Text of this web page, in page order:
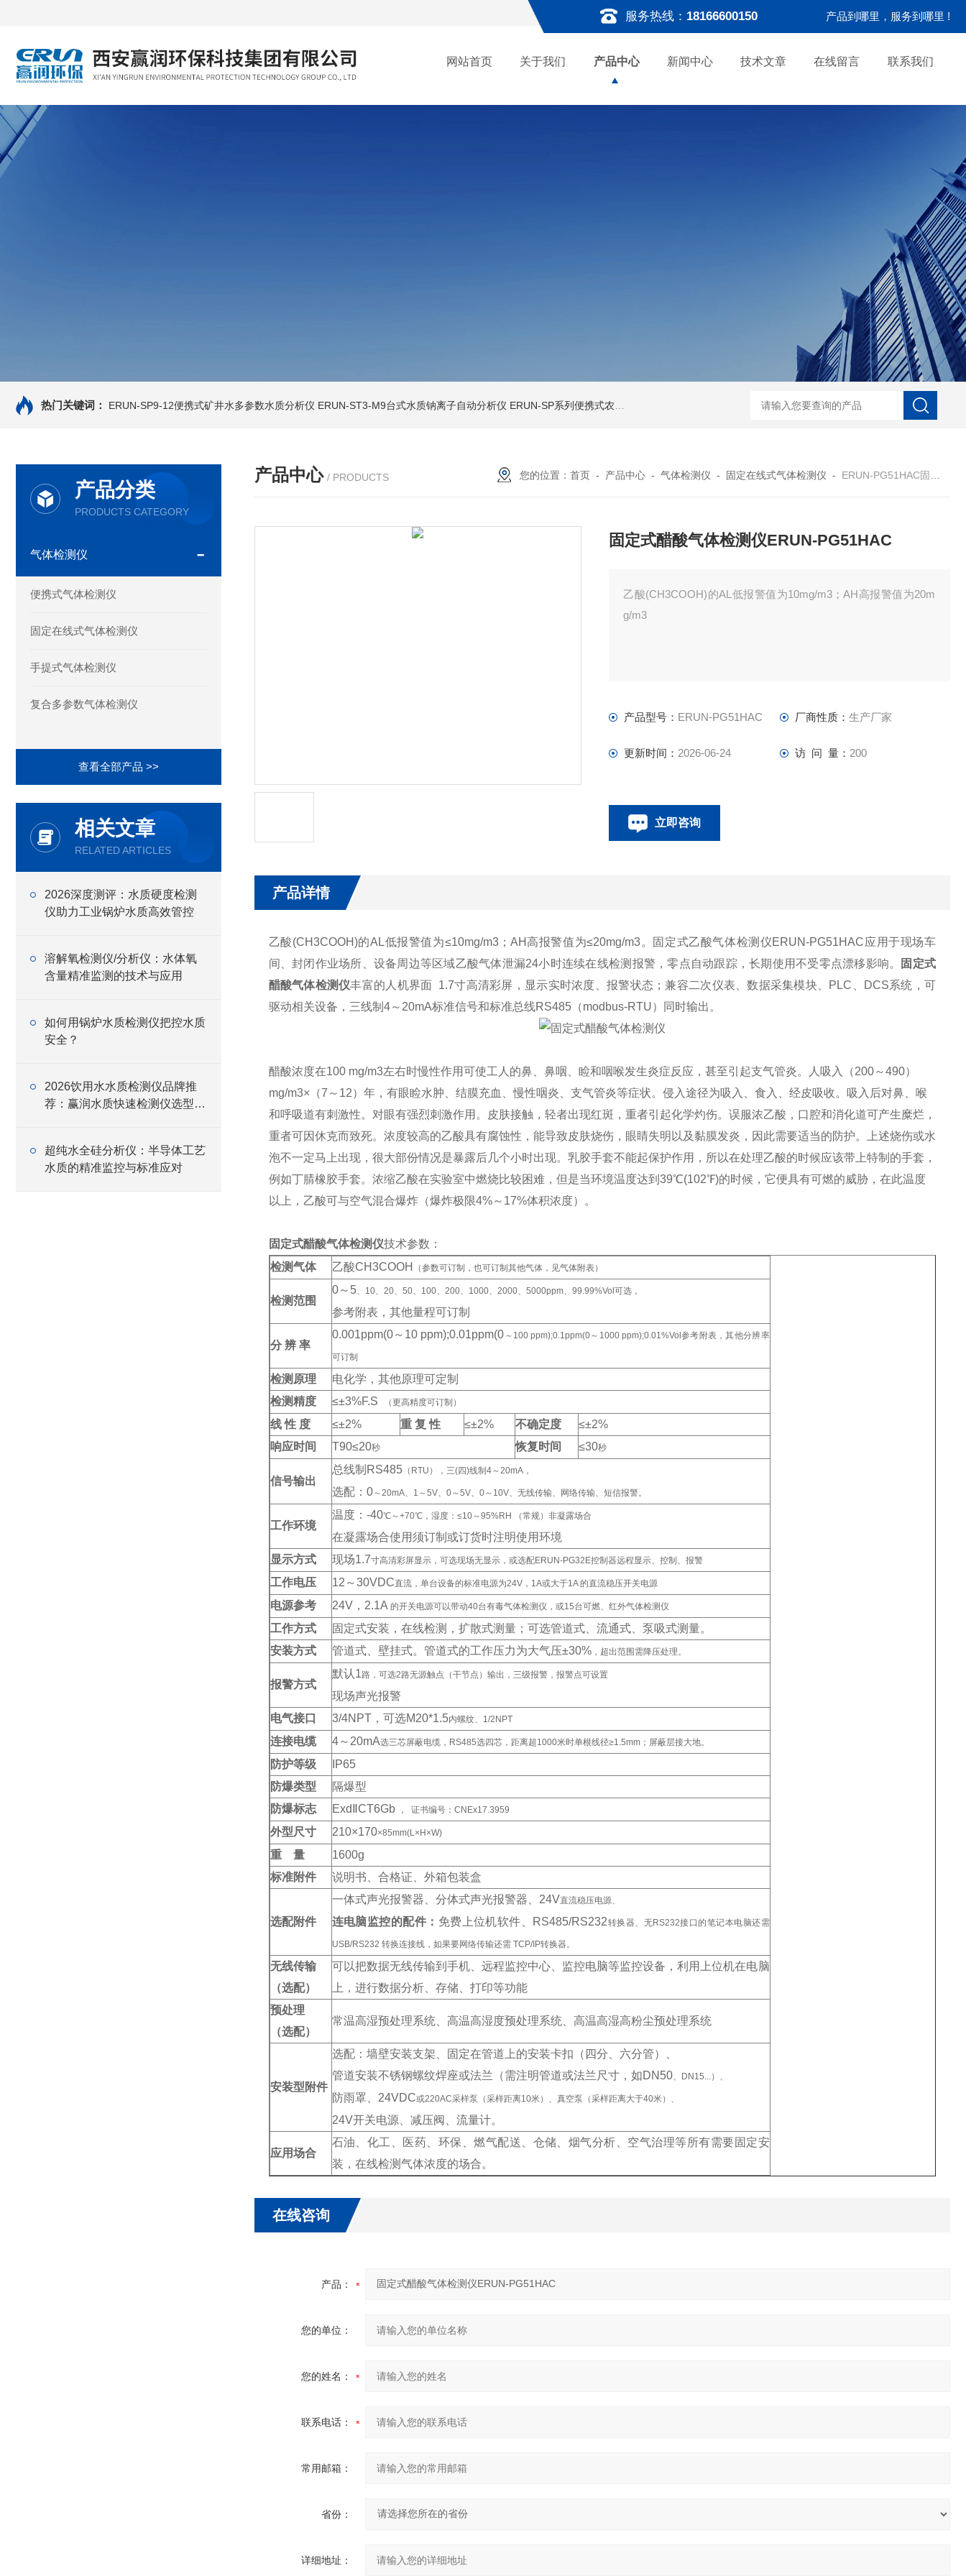
服务热线： 18166600150 产品到哪里，服务到哪里 !
网站首页 关于我们 产品中心 新闻中心 技术文章 在线留言 联系我们
热门关键词： ERUN-SP9-12便携式矿井水多参数水质分析仪 ERUN-ST3-M9台式水质钠离子自动分析仪 ERUN-SP系列便携式农田灌溉水质分析仪 ERUN-ST9-K3台式水中臭氧检测仪 ERUN-ST7-B8台式酚
产品分类
PRODUCTS CATEGORY
气体检测仪
便携式气体检测仪
固定在线式气体检测仪
手提式气体检测仪
复合多参数气体检测仪
查看全部产品 >>
相关文章
RELATED ARTICLES
2026深度测评：水质硬度检测
仪助力工业锅炉水质高效管控
溶解氧检测仪/分析仪：水体氧
含量精准监测的技术与应用
如何用锅炉水质检测仪把控水质
安全？
2026饮用水水质检测仪品牌推
荐：赢润水质快速检测仪选型指
超纯水全硅分析仪：半导体工艺
水质的精准监控与标准应对
产品中心 / PRODUCTS 您的位置：首页 - 产品中心 -气体检测仪 - 固定在线式气体检测仪 - ERUN-PG51HAC固定式醋酸气体检测仪ERUN-PG51HAC
固定式醋酸气体检测仪ERUN-PG51HAC
乙酸(CH3COOH)的AL低报警值为10mg/m3；AH高报警值为20m
g/m3
产品型号： ERUN-PG51HAC 厂商性质： 生产厂家
更新时间： 2026-06-24 访 问 量： 200
立即咨询
产品详情
乙酸(CH3COOH)的AL低报警值为≤10mg/m3；AH高报警值为≤20mg/m3。固定式乙酸气体检测仪ERUN-PG51HAC应用于现场车
间、封闭作业场所、设备周边等区域乙酸气体泄漏24小时连续在线检测报警，零点自动跟踪，长期使用不受零点漂移影响。
固定式
醋酸气体检测仪丰富的人机界面 1.7寸高清彩屏，显示实时浓度、报警状态；兼容二次仪表、数据采集模块、PLC、DCS系统，可
驱动相关设备，三线制4～20mA标准信号和标准总线RS485（modbus-RTU）同时输出。
醋酸浓度在100 mg/m3左右时慢性作用可使工人的鼻、鼻咽、睑和咽喉发生炎症反应，甚至引起支气管炎。人吸入（200～490）
mg/m3×（7～12）年，有眼睑水肿、结膜充血、慢性咽炎、支气管炎等症状。侵入途径为吸入、食入、经皮吸收。吸入后对鼻、喉
和呼吸道有刺激性。对眼有强烈刺激作用。皮肤接触，轻者出现红斑，重者引起化学灼伤。误服浓乙酸，口腔和消化道可产生糜烂，
重者可因休克而致死。浓度较高的乙酸具有腐蚀性，能导致皮肤烧伤，眼睛失明以及黏膜发炎，因此需要适当的防护。上述烧伤或水
泡不一定马上出现，很大部份情况是暴露后几个小时出现。乳胶手套不能起保护作用，所以在处理乙酸的时候应该带上特制的手套，
例如丁腈橡胶手套。浓缩乙酸在实验室中燃烧比较困难，但是当环境温度达到39℃(102℉)的时候，它便具有可燃的威胁，在此温度
以上，乙酸可与空气混合爆炸（爆炸极限4%～17%体积浓度）。
固定式醋酸气体检测仪技术参数：
检测气体
乙酸CH3COOH （参数可订制，也可订制其他气体，见气体附表）
检测范围
0～5、10、20、50、100、200、1000、2000、5000ppm、99.99%Vol可选，
参考附表，其他量程可订制
分 辨 率
0.001ppm(0～10 ppm);0.01ppm(0 ～100 ppm);0.1ppm(0～1000 ppm);0.01%Vol参考附表，其他分辨率
可订制
检测原理
电化学，其他原理可定制
检测精度
≤±3%F.S （更高精度可订制）
线 性 度 ≤±2% 重 复 性 ≤±2% 不确定度
≤±2%
响应时间
T90≤20秒 恢复时间 ≤30秒
信号输出
总线制RS485（RTU），三(四)线制4～20mA，
选配：0～20mA、1～5V、0～5V、0～10V、无线传输、网络传输、短信报警。
工作环境
温度：-40℃～+70℃，湿度：≤10～95%RH （常规）非凝露场合
在凝露场合使用须订制或订货时注明使用环境
显示方式
现场1.7寸高清彩屏显示，可选现场无显示，或选配ERUN-PG32E控制器远程显示、控制、报警
工作电压 12 ～30VDC直流，单台设备的标准电源为24V，1A或大于1A 的直流稳压开关电源
电源参考 24V，2.1A 的开关电源可以带动40台有毒气体检测仪，或15台可燃、红外气体检测仪
工作方式
固定式安装，在线检测，扩散式测量；可选管道式、流通式、泵吸式测量。
安装方式
管道式、壁挂式。管道式的工作压力为大气压±30%，超出范围需降压处理。
报警方式
默认1路，可选2路无源触点（干节点）输出，三级报警，报警点可设置
现场声光报警
电气接口
3/4NPT，可选M20*1.5内螺纹、1/2NPT
连接电缆 4～20mA选三芯屏蔽电缆，RS485选四芯，距离超1000米时单根线径≥1.5mm；屏蔽层接大地。
防护等级
IP65
防爆类型
隔爆型
防爆标志
Exd ⅡCT6Gb ， 证书编号：CNEx17.3959
外型尺寸 210×170×85mm(L×H×W)
重 量
1600g
标准附件
说明书、合格证、外箱包装盒
选配附件
一体式声光报警器、分体式声光报警器、24V直流稳压电源、
连电脑监控的配件： 免费上位机软件、RS485/RS232转换器、无RS232接口的笔记本电脑还需
USB/RS232 转换连接线，如果要网络传输还需 TCP/IP转换器。
无线传输
（选配）
可以把数据无线传输到手机、远程监控中心、监控电脑等监控设备，利用上位机在电脑
上，进行数据分析、存储、打印等功能
预处理
（选配）
常温高湿预处理系统、高温高湿度预处理系统、高温高湿高粉尘预处理系统
安装型附件
选配：墙壁安装支架、固定在管道上的安装卡扣（四分、六分管）、
管道安装不锈钢螺纹焊座或法兰（需注明管道或法兰尺寸，如DN50、DN15...）、
防雨罩、24VDC或220AC采样泵（采样距离10米）、真空泵（采样距离大于40米）、
24V开关电源、减压阀、流量计。
应用场合
石油、化工、医药、环保、燃气配送、仓储、烟气分析、空气治理等所有需要固定安
装，在线检测气体浓度的场合。
在线咨询
产品：
您的单位：
您的姓名：
联系电话：
常用邮箱：
省份：
详细地址：